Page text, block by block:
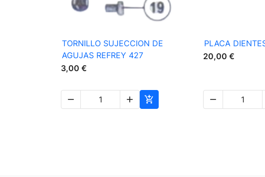
Vista rápida
TORNILLO SUJECCION DE
AGUJAS REFREY 427
3,00 €
  

PLACA
20,00 €
